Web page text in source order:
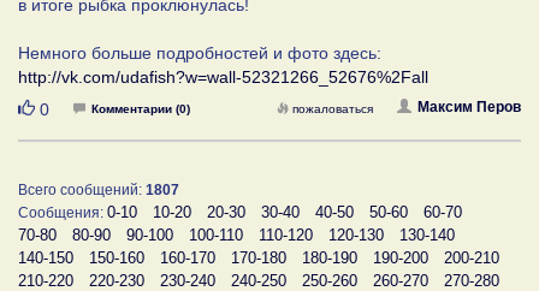
в итоге рыбка проклюнулась!
Немного больше подробностей и фото здесь:
http://vk.com/udafish?w=wall-52321266_52676%2Fall
Нравится
0 Комментарии (0) Максим Перов
пожаловаться
Всего сообщений: 1807
Сообщения: 0-10 10-20 20-30 30-40 40-50 50-60
60-70
70-80
80-90 90-100 100-110 110-120 120-130
130-140
140-150
150-160 160-170 170-180 180-190 190-200
200-210
210-220
220-230 230-240 240-250 250-260 260-270
270-280